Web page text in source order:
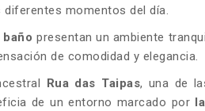
momentos del día.
presentan un ambiente
de comodidad y elegancia.
Rua das Taipas, una de
de un entorno marcado por